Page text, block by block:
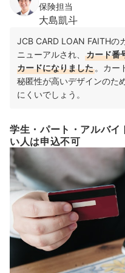
保険担当
大島凱斗
JCB CARD LOAN FAITHの
ニューアルされ、
カード番
カードになりました。カー
秘匿性が高いデザインのた
にくいでしょう。
学生・パート・アルバ
い人は申込不可